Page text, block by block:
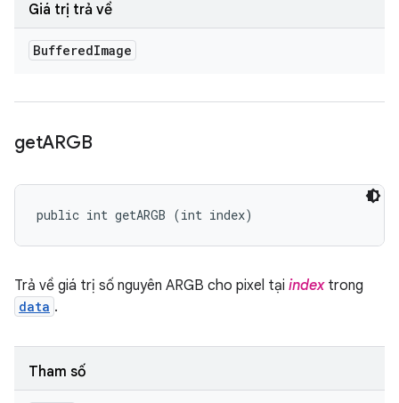
Giá trị trả về
BufferedImage
getARGB
public int getARGB (int index)
Trả về giá trị số nguyên ARGB cho pixel tại indextrong
data .
Tham số